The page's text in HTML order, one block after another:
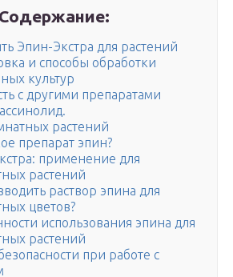
Содержание:
Эпин-Экстра для растений
и способы обработки
культур
с другими препаратами
растений
препарат эпин?
применение для
растений
раствор эпина для
цветов?
использования эпина для
растений
при работе с